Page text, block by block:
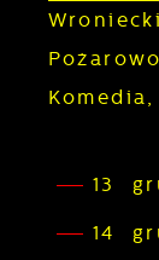
13
14